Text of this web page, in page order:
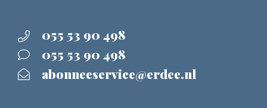
055 53 90 498
055 53 90 498
abonneeservice@erdee.nl